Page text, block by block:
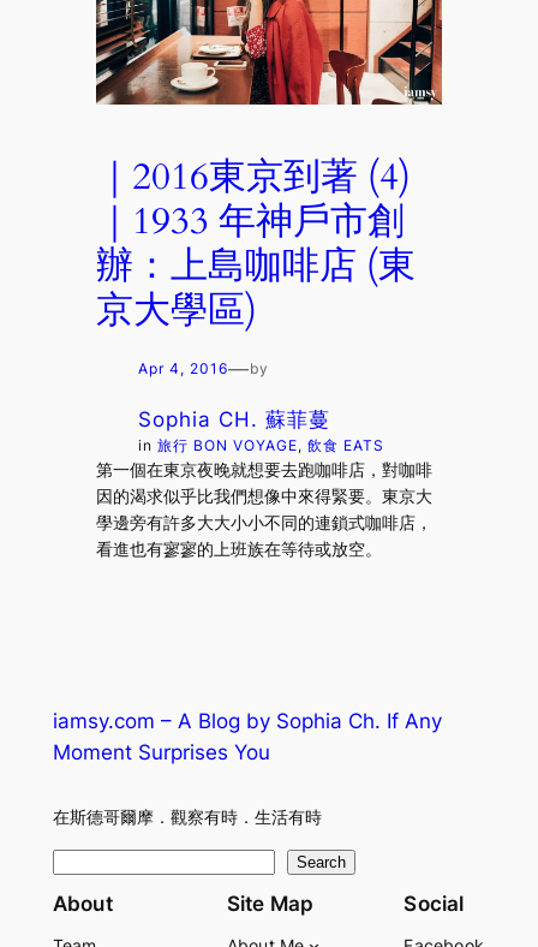
｜2016東京到著 (4)
｜1933 年神戶市創
辦：上島咖啡店 (東
京大學區)
Apr 4, 2016—by
Sophia CH. 蘇菲蔓
in旅行 BON VOYAGE, 飲食 EATS
第一個在東京夜晚就想要去跑咖啡店，對咖啡
因的渴求似乎比我們想像中來得緊要。東京大
學邊旁有許多大大小小不同的連鎖式咖啡店，
看進也有寥寥的上班族在等待或放空。
iamsy.com – A Blog by Sophia Ch. If Any
Moment Surprises You
在斯德哥爾摩．觀察有時．生活有時
e
Search
About Site Map Social